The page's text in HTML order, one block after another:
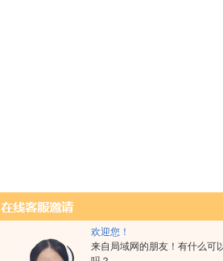
欢迎您！
来自局域网的朋友！有什么可